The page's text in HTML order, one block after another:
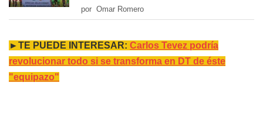
por Omar Romero
►TE PUEDE INTERESAR: Carlos Tevez podría
revolucionar todo si se transforma en DT de éste
"equipazo"